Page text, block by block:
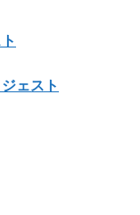
ェスト